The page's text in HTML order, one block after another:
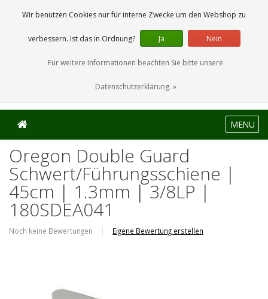
0 Artikel
MENU
Oregon Double Guard
Schwert/Führungsschiene |
45cm | 1.3mm | 3/8LP |
180SDEA041
Noch keine Bewertungen | Eigene Bewertung erstellen
Wir benutzen Cookies nur für interne Zwecke um den Webshop zu
verbessern. Ist das in Ordnung? Ja Nein
Für weitere Informationen beachten Sie bitte unsere
Datenschutzerklärung. »